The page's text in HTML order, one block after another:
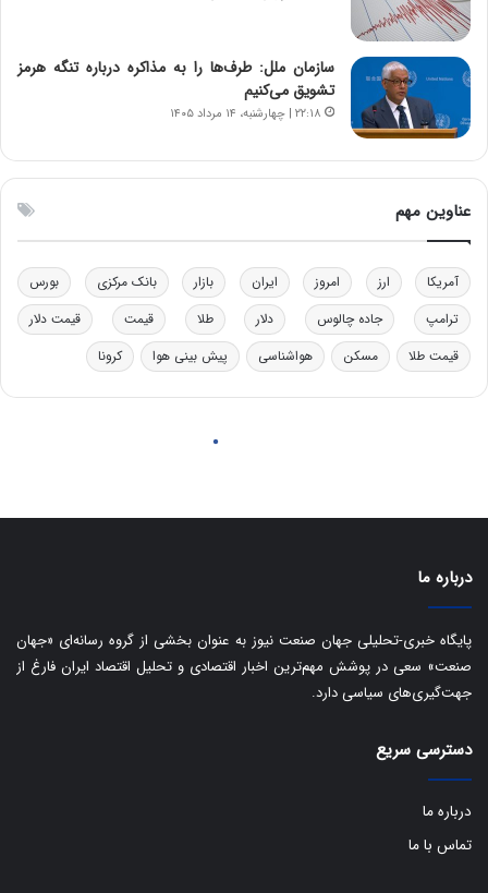
درباره ما
پایگاه خبری-تحلیلی جهان صنعت نیوز به عنوان بخشی از گروه رسانه‌ای «جهان
صنعت» سعی در پوشش مهم‌ترین اخبار اقتصادی و تحلیل اقتصاد ایران فارغ از
جهت‌گیری‌های سیاسی دارد.
دسترسی سریع
درباره ما
تماس با ما